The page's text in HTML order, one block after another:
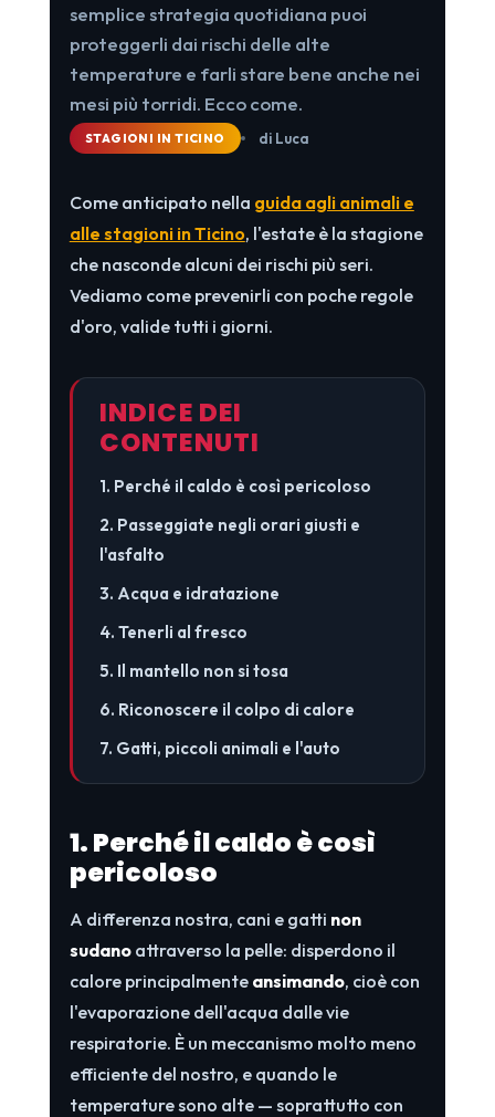
semplice strategia quotidiana puoi
proteggerli dai rischi delle alte
temperature e farli stare bene anche nei
mesi più torridi. Ecco come.
STAGIONI IN TICINO di Luca
Come anticipato nella guida agli animali e
alle stagioni in Ticino, l'estate è la stagione
che nasconde alcuni dei rischi più seri.
Vediamo come prevenirli con poche regole
d'oro, valide tutti i giorni.
INDICE DEI
CONTENUTI
1. Perché il caldo è così pericoloso
2. Passeggiate negli orari giusti e
l'asfalto
3. Acqua e idratazione
4. Tenerli al fresco
5. Il mantello non si tosa
6. Riconoscere il colpo di calore
7. Gatti, piccoli animali e l'auto
1. Perché il caldo è così
pericoloso
A differenza nostra, cani e gatti non
sudanoattraverso la pelle: disperdono il
calore principalmente ansimando, cioè con
l'evaporazione dell'acqua dalle vie
respiratorie. È un meccanismo molto meno
efficiente del nostro, e quando le
temperature sono alte — soprattutto con